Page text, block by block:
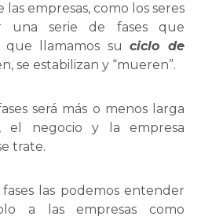
empresas, como los seres
una serie de fases que
que llamamos suciclo de
se estabilizan y “mueren”.
será más o menos larga
el negocio y la empresa
trate.
las podemos entender
a las empresas como